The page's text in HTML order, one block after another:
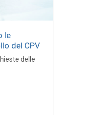
le
del CPV
delle